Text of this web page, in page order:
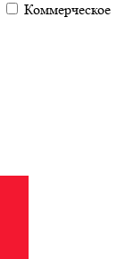
Коммерческое